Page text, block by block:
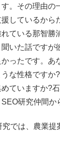
。その理由の
しているから
ている那智勝
いた話ですが
ったです。あ
な性格ですか
ていますか?
研究仲間か
では、農業提